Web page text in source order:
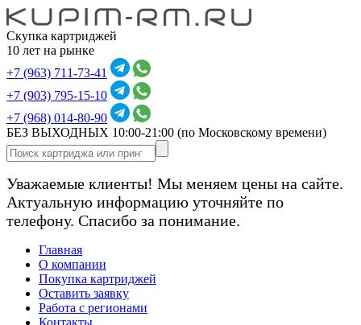
Скупка картриджей
10 лет на рынке
+7 (963) 711-73-41
+7 (903) 795-15-10
+7 (968) 014-80-90
БЕЗ ВЫХОДНЫХ 10:00-21:00 (по Московскому времени)
Уважаемые клиенты! Мы меняем цены на сайте.
Актуальную информацию уточняйте по
телефону. Спасибо за понимание.
Главная
О компании
Покупка картриджей
Оставить заявку
Работа с регионами
Контакты